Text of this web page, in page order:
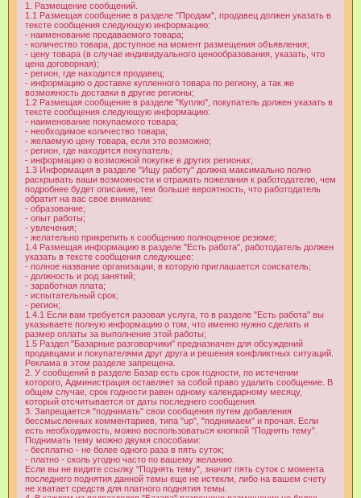
1. Размещение сообщений.
1.1 Размещая сообщение в разделе "Продам", продавец должен указать в
тексте сообщения следующую информацию:
- наименование продаваемого товара;
- количество товара, доступное на момент размещения объявления;
- цену товара (в случае индивидуального ценообразования, указать, что
цена договорная);
- регион, где находится продавец;
- информацию о доставке купленного товара по региону, а так же
возможность доставки в другие регионы;
1.2 Размещая сообщение в разделе "Куплю", покупатель должен указать в
тексте сообщения следующую информацию:
- наименование покупаемого товара;
- необходимое количество товара;
- желаемую цену товара, если это возможно;
- регион, где находится покупатель;
- информацию о возможной покупке в других регионах;
1.3 Информация в разделе "Ищу работу" должна максимально полно
раскрывать ваши возможности и отражать пожелания к работодателю, чем
подробнее будет описание, тем больше вероятность, что работодатель
обратит на вас свое внимание:
- образование;
- опыт работы;
- увлечения;
- желательно прикрепить к сообщению полноценное резюме;
1.4 Размещая информацию в разделе "Есть работа", работодатель должен
указать в тексте сообщения следующее:
- полное название организации, в которую приглашается соискатель;
- должность и род занятий;
- заработная плата;
- испытательный срок;
- регион;
1.4.1 Если вам требуется разовая услуга, то в разделе "Есть работа" вы
указываете полную информацию о том, что именно нужно сделать и
размер оплаты за выполнение этой работы;
1.5 Раздел "Базарные разговорчики" предназначен для обсуждений
продавцами и покупателями друг друга и решения конфликтных ситуаций.
Реклама в этом разделе запрещена.
2. У сообщений в разделе Базар есть срок годности, по истечении
которого, Администрация оставляет за собой право удалить сообщение. В
общем случае, срок годности равен одному календарному месяцу,
который отсчитывается от даты последнего сообщения.
3. Запрещается "поднимать" свои сообщения путем добавления
бессмысленных комментариев, типа "up", "поднимаем" и прочая. Если
есть необходимость, можно воспользоваться кнопкой "Поднять тему".
Поднимать тему можно двумя способами:
- бесплатно - не более одного раза в пять суток;
- платно - сколь угодно часто по вашему желанию.
Если вы не видите ссылку "Поднять тему", значит пять суток с момента
последнего поднятия данной темы еще не истекли, либо на вашем счету
не хватает средств для платного поднятия темы.